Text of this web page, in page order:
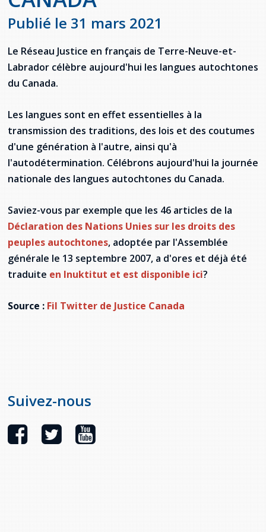
Jeux de la francophonie canadienne
Forum jeunesse pancanadien
Assemblée générale annuelle
Gestes et paroles ambigus
Ressources documentaires
La Charte canadienne des droits et libertés
Commission des droits de la personne de
Terre-Neuve-et-Labrador
Acheter un véhicule neuf ou d'occasion ou
louer sur le long terme (leasing) un véhicule
neuf
Offres d'emploi (Secteur Justice)
Législation spéciale Covid-19
Labrador
Qu'est-ce que l'Aide juridique ?
Bureaux de l'Aide juridique de Terre-Neuve-
et-Labrador
Répertoire des juristes d'expression
française
Règlement Quiz RVF 2021
Activités
Guide du système de santé à TNL
Offres Actives
Société Santé en français (SSF)
Travailler en santé à TNL
Passeport Santé
Répertoire des professionnels de santé
Visages de la santé
Pinos Mpiana
Skye Fisher
Pamela Tucker
Programmes et services du gouvernement
provincial
Ressources linguistiques pour la
communication en santé
Carte des services en français
Publié le 31 mars 2021
Le Réseau Justice en français de Terre-Neuve-et-
Labrador célèbre aujourd'hui les langues autochtones
du Canada.
Les langues sont en effet essentielles à la
transmission des traditions, des lois et des coutumes
d'une génération à l'autre, ainsi qu'à
l'autodétermination. Célébrons aujourd'hui la journée
nationale des langues autochtones du Canada.
Saviez-vous par exemple que les 46 articles de la
Déclaration des Nations Unies sur les droits des
peuples autochtones, adoptée par l'Assemblée
générale le 13 septembre 2007, a d'ores et déjà été
traduite en Inuktitut et est disponible ici?
Source : Fil Twitter de Justice Canada
Suivez-nous